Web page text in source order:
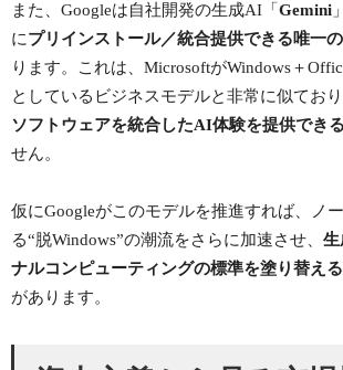
また、Googleは自社開発の生成AI「 Gemini
にプリインストール／統合提供できる唯一
ります。これは、MicrosoftがWindows＋
としているビジネスモデルと非常に似てお
ソフトウェアを統合したAI体験を提供でき
せん。
仮にGoogleがこのモデルを推進すれば、ノ
る“脱Windows”の潮流をさらに加速させ、 生
ナルコンピューティングの標準を塗り替え
があります。